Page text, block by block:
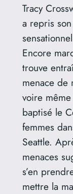
Tracy
a repris
Encore
trouve
menace de
voire
baptisé le
femmes
Seattle.
menaces
s’en
mettre la